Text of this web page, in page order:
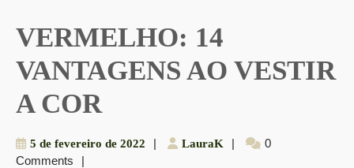
VERMELHO: 14
VANTAGENS AO VESTIR
A COR
5 de fevereiro de 2022 | LauraK LauraK
|
0
Comments
|